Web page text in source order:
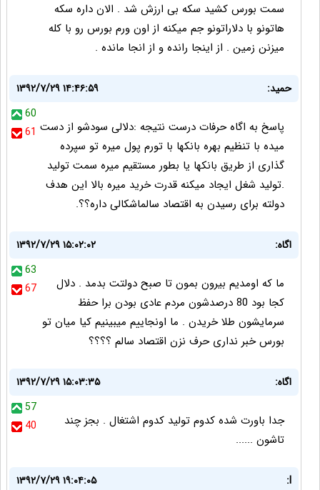
سمت بورس کشید سکه بی ارزش شد . الان داره سکه
هاتونو با دلاراتونو جم میکنه از اون ورم بورس رو با کله
میزنن زمین . از اینجا رانده و از انجا مانده .
حمید:
۱۳۹۲/۷/۲۹ ۱۴:۴۶:۵۹
60
61 پاسخ به اگاه حرفات درست نتیجه :دلالی سودشو از دست
میده با تنظیم بهره بانکها با تورم پول میره تو سپرده
گذاری از طریق بانکها یا بطور مستقیم میره سمت تولید
.تولید شغل ایجاد میکنه قدرت خرید میره بالا این هدف
دولته برای رسیدن به اقتصاد سالماشکالی داره؟؟.
اگاه:
۱۳۹۲/۷/۲۹ ۱۵:۰۲:۰۲
63
67
ما که اومدیم بیرون بمون تا صبح دولتت بدمد . دلال
کجا بود 80 درصدشون مردم عادی بودن برا حفظ
سرمایشون طلا خریدن . ما اونجاییم میبینیم کیا میان تو
بورس خبر نداری حرف نزن اقتصاد سالم ؟؟؟؟
اگاه:
۱۳۹۲/۷/۲۹ ۱۵:۰۳:۳۵
57
40
جدا باورت شده کدوم تولید کدوم اشتغال . بجز چند
تاشون ......
l:
۱۳۹۲/۷/۲۹ ۱۹:۰۴:۰۵